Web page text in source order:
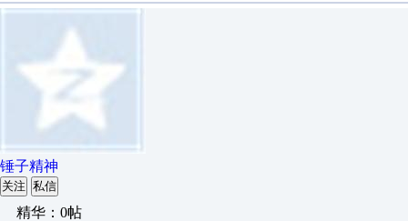
锤子精神
关注 私信
精华：0帖